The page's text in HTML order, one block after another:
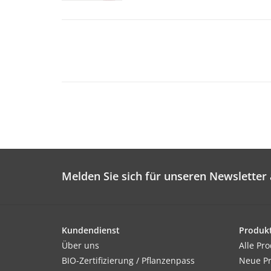
Melden Sie sich für unseren Newsletter
Kundendienst
Über uns
BIO-Zertifizierung / Pflanzenpass
Alle
Neue